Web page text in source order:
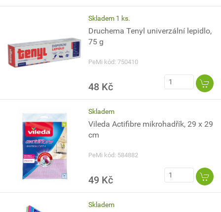
Skladem 1 ks.
Druchema Tenyl univerzální lepidlo,
75 g
PeMi kód: 750410
48 Kč
Skladem
Vileda Actifibre mikrohadřík, 29 x 29
cm
PeMi kód: 584882
49 Kč
Skladem